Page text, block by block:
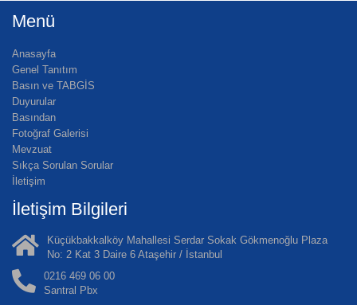
Menü
Anasayfa
Genel Tanıtım
Basın ve TABGİS
Duyurular
Basından
Fotoğraf Galerisi
Mevzuat
Sıkça Sorulan Sorular
İletişim
İletişim Bilgileri
Küçükbakkalköy Mahallesi Serdar Sokak Gökmenoğlu Plaza
No: 2 Kat 3 Daire 6 Ataşehir / İstanbul
0216 469 06 00
Santral Pbx